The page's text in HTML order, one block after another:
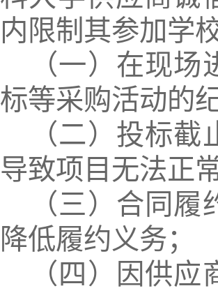
内限制其参加学
（一） 在现场
标等采购活动的
（二） 投标截
导致项目无法正
（三） 合同履
降低履约义务；
（ 四 ）
因供应